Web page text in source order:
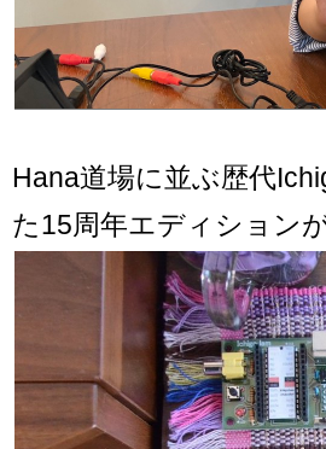
Hana道場に並ぶ歴代
た15周年エディション